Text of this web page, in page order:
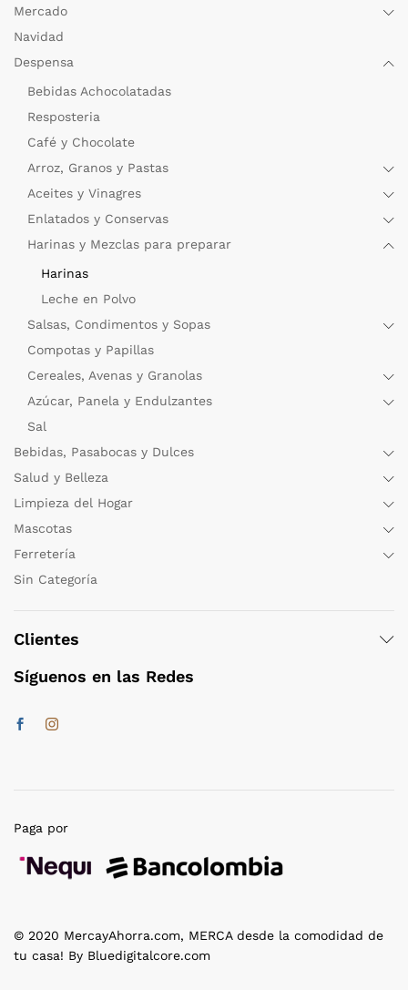
Mercado
Navidad
Despensa
Bebidas Achocolatadas
Resposteria
Café y Chocolate
Arroz, Granos y Pastas
Aceites y Vinagres
Enlatados y Conservas
Harinas y Mezclas para preparar
Harinas
Leche en Polvo
Salsas, Condimentos y Sopas
Compotas y Papillas
Cereales, Avenas y Granolas
Azúcar, Panela y Endulzantes
Sal
Bebidas, Pasabocas y Dulces
Salud y Belleza
Limpieza del Hogar
Mascotas
Ferretería
Sin Categoría
Clientes
Síguenos en las Redes
© 2020 MercayAhorra.com, MERCA desde la comodidad de
tu casa! By Bluedigitalcore.com
Paga por